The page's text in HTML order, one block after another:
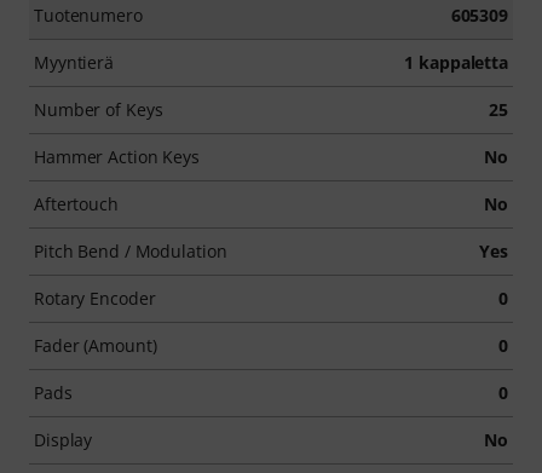
Tuotenumero 605309
Myyntierä 1 kappaletta
Number of Keys 25
Hammer Action Keys No
Aftertouch No
Pitch Bend / Modulation Yes
Rotary Encoder 0
Fader (Amount) 0
Pads 0
Display No